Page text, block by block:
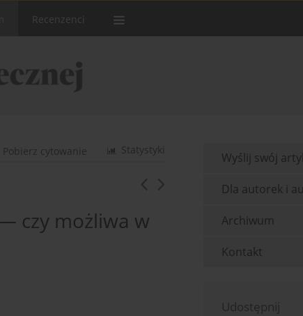
Recenzenci
Statystyki
Pobierz cytowanie
czy możliwa w
Wyślij swój
Dla autorek i
Archiwum
Kontakt
Udostępnij